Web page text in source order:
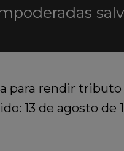
para rendir tributo
13 de agosto de